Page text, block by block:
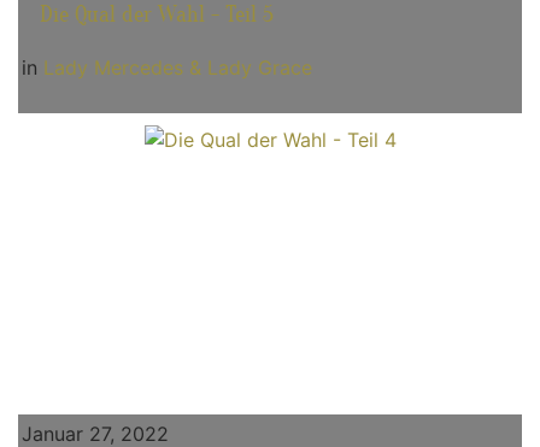
Die Qual der Wahl - Teil 5
in Lady Mercedes & Lady Grace
Januar 27, 2022